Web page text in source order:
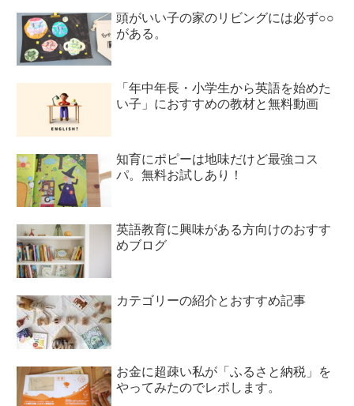
頭がいい子の家のリビングには必ず○○
がある。
「年中年長・小学生から英語を始めた
い子」におすすめの教材と無料動画
知育にポピーは地味だけど最強コス
パ。無料お試しあり！
英語教育に興味がある方向けのおすす
めブログ
カテゴリーの紹介とおすすめ記事
お金に超疎い私が「ふるさと納税」を
やってみたのでレポします。